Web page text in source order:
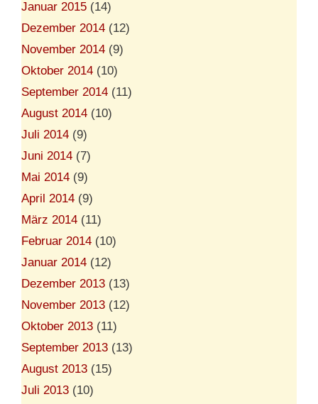
Januar 2015 (14)
Dezember 2014 (12)
November 2014 (9)
Oktober 2014 (10)
September 2014 (11)
August 2014 (10)
Juli 2014 (9)
Juni 2014 (7)
Mai 2014 (9)
April 2014 (9)
März 2014 (11)
Februar 2014 (10)
Januar 2014 (12)
Dezember 2013 (13)
November 2013 (12)
Oktober 2013 (11)
September 2013 (13)
August 2013 (15)
Juli 2013 (10)